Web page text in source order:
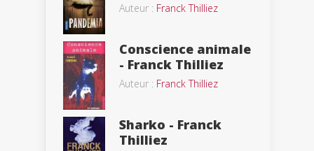
Auteur : Franck Thilliez
Conscience animale
- Franck Thilliez
Auteur : Franck Thilliez
Sharko - Franck
Thilliez